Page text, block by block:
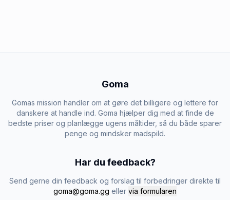
Goma
Gomas mission handler om at gøre det billigere og lettere for
danskere at handle ind. Goma hjælper dig med at finde de
bedste priser og planlægge ugens måltider, så du både sparer
penge og mindsker madspild.
Har du feedback?
Send gerne din feedback og forslag til forbedringer direkte til
goma@goma.gg eller via formularen